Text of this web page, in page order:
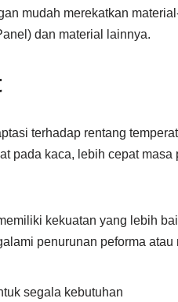
mudah merekatkan
dan material lainnya.
terhadap rentang
pada kaca, lebih cepat masa
kekuatan yang lebih
penurunan peforma atau
segala kebutuhan